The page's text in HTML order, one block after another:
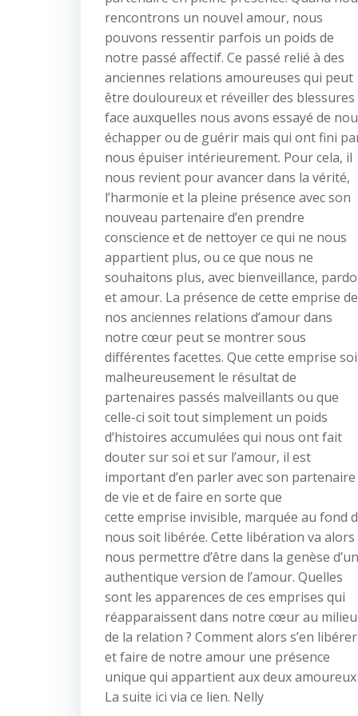
rencontrons un nouvel amour, nous
pouvons ressentir parfois un poids de
notre passé affectif. Ce passé relié à des
anciennes relations amoureuses qui peut
être douloureux et réveiller des blessures
face auxquelles nous avons essayé de
échapper ou de guérir mais qui ont fini
nous épuiser intérieurement. Pour cela, il
nous revient pour avancer dans la vérité,
l’harmonie et la pleine présence avec son
nouveau partenaire d’en prendre
conscience et de nettoyer ce qui ne nous
appartient plus, ou ce que nous ne
souhaitons plus, avec bienveillance,
et amour. La présence de cette emprise de
nos anciennes relations d’amour dans
notre cœur peut se montrer sous
différentes facettes. Que cette emprise
malheureusement le résultat de
partenaires passés malveillants ou que
celle-ci soit tout simplement un poids
d’histoires accumulées qui nous ont fait
douter sur soi et sur l’amour, il est
important d’en parler avec son partenaire
de vie et de faire en sorte que
cette emprise invisible, marquée au fond
nous soit libérée. Cette libération va alors
nous permettre d’être dans la genèse
authentique version de l’amour. Quelles
sont les apparences de ces emprises qui
réapparaissent dans notre cœur au milieu
de la relation ? Comment alors s’en libérer
et faire de notre amour une présence
unique qui appartient aux deux amoureux
La suite ici via ce lien. Nelly